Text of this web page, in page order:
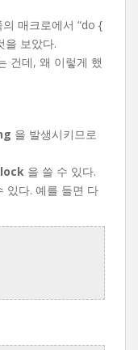
매크로에서 “do {
을 보았다.
건데, 왜 이렇게 했
을 발생시키므로
을 쓸 수 있다.
있다. 예를 들면 다